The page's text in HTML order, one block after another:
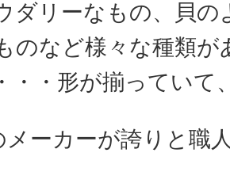
ダリーなもの、貝の
のなど様々な種類が
・・形が揃っていて
メーカーが誇りと職